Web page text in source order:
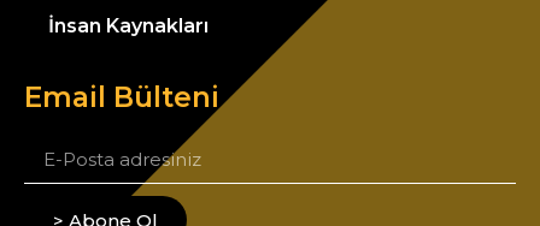
İnsan Kaynakları
Email Bülteni
> Abone Ol